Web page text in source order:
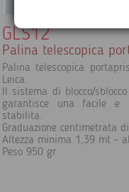
GLS12
Palina telescopica
Palina telescopica
Leica.
Il sistema di blocco/
garantisce una facile e
stabilita.
Graduazione centimetrata
Altezza minima 1,39 mt -
Peso 950 gr